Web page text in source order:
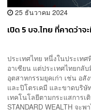
25 ธันวาคม 2024
เปิด 5 บจ.ไทย ที่คาดว่า
ประเทศไทย หนึ่งในประเท
อาเซียน แต่ประเทศไทยกลั
อุตสาหกรรมยุคเก่า เช่น อ
และปิโตรเคมี และขาดบริษั
เทคโนโลยีตามกระแสการ
STANDARD WEALTH จะ